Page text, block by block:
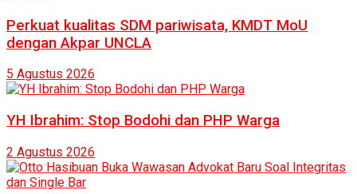
Perkuat kualitas SDM pariwisata, KMDT MoU
dengan Akpar UNCLA
5 Agustus 2026
YH Ibrahim: Stop Bodohi dan PHP Warga
2 Agustus 2026